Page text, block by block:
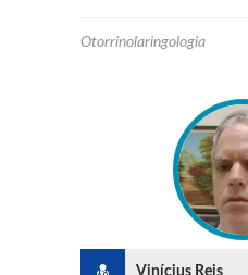
Otorrinolaringologia